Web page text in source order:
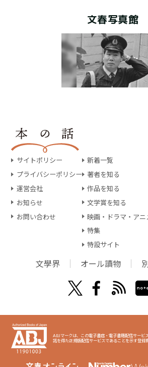
文春写真館
サイトポリシー
プライバシーポリシー
運営会社
お知らせ
お問い合わせ
新着一覧
著者を知る
作品を知る
文学賞を知る
映画・ドラマ・アニ
特集
特設サイト
文學界 オール讀物
ABJマークは、この電子書店・電子書籍配信サービ
諾を得た正規版配信サービスであることを示す登録